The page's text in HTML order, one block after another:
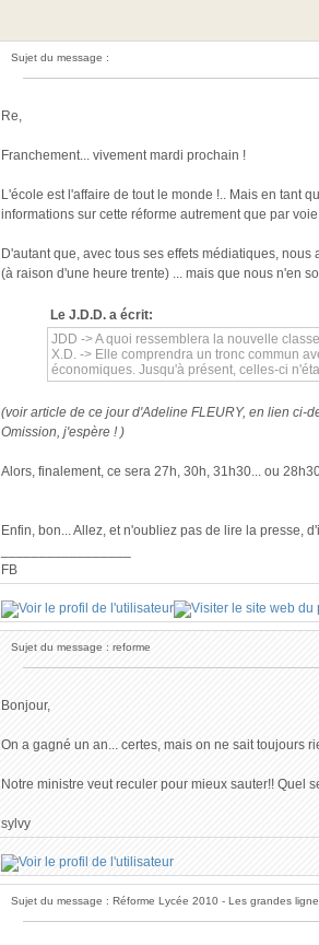
Sujet du message :
Re,
Franchement... vivement mardi prochain !
L'école est l'affaire de tout le monde !.. Mais en tant
informations sur cette réforme autrement que par
D'autant que, avec tous ses effets médiatiques,
(à raison d'une heure trente) ... mais que nous n'en
Le J.D.D. a écrit:
JDD -> A quoi ressemblera la nouvelle
X.D. -> Elle comprendra un tronc commun
économiques. Jusqu'à présent, celles-ci
(voir article de ce jour d'Adeline FLEURY, en lien ci-
Omission, j'espère ! )
Alors, finalement, ce sera 27h, 30h, 31h30... ou
Enfin, bon... Allez, et n'oubliez pas de lire la presse,
FB
Sujet du message : reforme
Bonjour,
On a gagné un an... certes, mais on ne sait toujours
Notre ministre veut reculer pour mieux sauter!! Quel
sylvy
Sujet du message : Réforme Lycée 2010 - Les grandes